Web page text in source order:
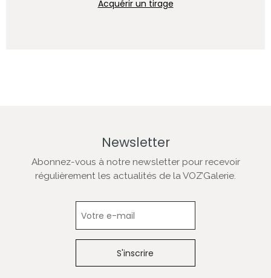
Acquérir un tirage
Newsletter
Abonnez-vous à notre newsletter pour recevoir
régulièrement les actualités de la VOZ’Galerie.